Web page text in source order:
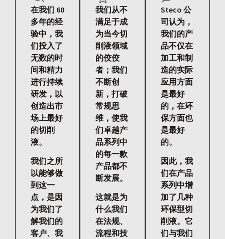
在我们 60
多年的经
验中，我
们投入了
无数的时
间和精力
进行持续
研发，以
创造出市
场上最好
的切削
液。
我们之所
以能够做
到这一
点，是因
为我们了
解我们的
客户、我
我们从不
满足于成
为当今切
削液领域
的佼佼
者；我们
不断创
新，打破
常规思
维，使我
们卓越产
品系列中
的每一款
产品都不
断发展。
这就是为
什么我们
在法规、
流程和技
Steco 公
司认为，
我们的产
品不仅在
加工和制
造的实际
应用方面
是最好
的，在环
保方面也
是最好
的。
因此，我
们在产品
系列中增
加了几种
环保型切
削液。它
们与我们